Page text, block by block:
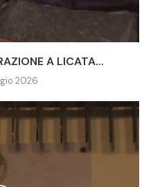
A LICATA...
2026